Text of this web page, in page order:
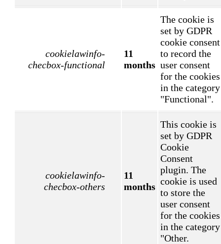
cookielawinfo-
checbox-functional
11
months
The cookie is
set by GDPR
cookie consent
to record the
user consent
for the cookies
in the category
"Functional".
cookielawinfo-
checbox-others
11
months
This cookie is
set by GDPR
Cookie
Consent
plugin. The
cookie is used
to store the
user consent
for the cookies
in the category
"Other.